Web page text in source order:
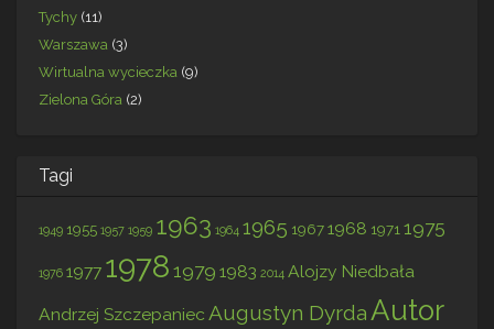
Tychy (11)
Warszawa (3)
Wirtualna wycieczka (9)
Zielona Góra (2)
Tagi
1949 1955 1957 1959 1963 1964 1965 19671968 19711975
1976 1977 1978 1979 1983 2014 Alojzy Niedbała
Andrzej Szczepaniec Augustyn DyrdaAutor